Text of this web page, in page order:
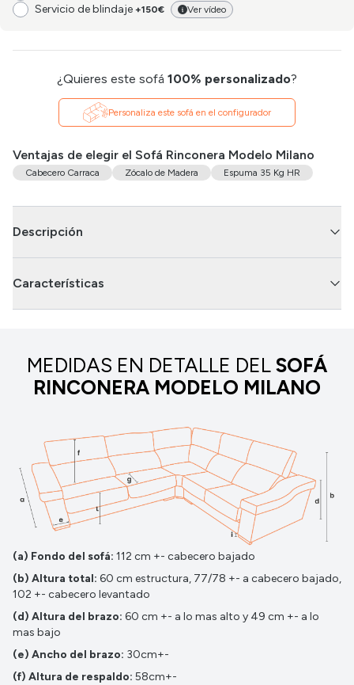
Servicio de blindaje +150€ Ver vídeo
¿Quieres este sofá 100% personalizado?
Personaliza este sofá en el configurador
Ventajas de elegir el Sofá Rinconera Modelo Milano
Cabecero Carraca Zócalo de Madera Espuma 35 Kg HR
Descripción
Características
MEDIDAS EN DETALLE DEL SOFÁ
RINCONERA MODELO MILANO
(a) Fondo del sofá: 112 cm +- cabecero bajado
(b) Altura total: 60 cm estructura, 77/78 +- a cabecero bajado,
102 +- cabecero levantado
(d) Altura del brazo: 60 cm +- a lo mas alto y 49 cm +- a lo
mas bajo
(e) Ancho del brazo: 30cm+-
(f) Altura de respaldo: 58cm+-